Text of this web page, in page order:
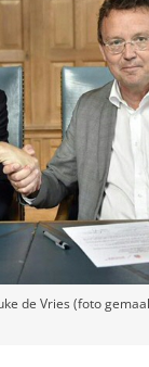
de Vries (foto